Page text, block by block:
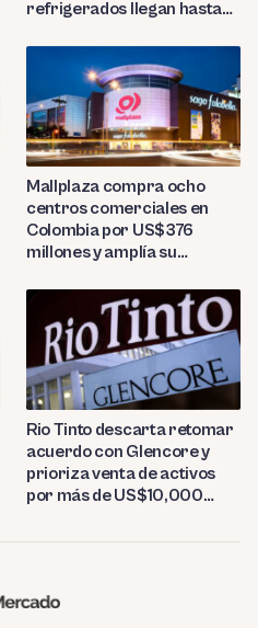
refrigerados llegan hasta
Mallplaza compra ocho
centros comerciales en
Colombia por US$376
millones y amplía su
Rio Tinto descarta retomar
acuerdo con Glencore y
prioriza venta de activos
por más de US$10,000